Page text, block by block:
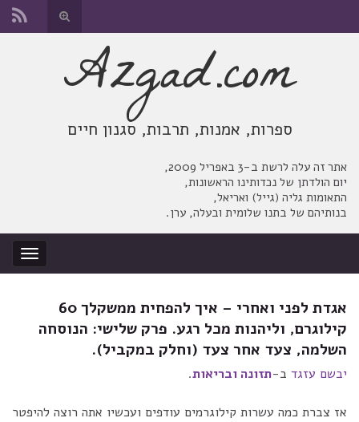
החלף
טופס
אתר זה עלה לרשת ב-3 באפריל 2009,
יום הולדתן של נכדותינו הראשונות,
התאומות גליה (גייל) ואריאל,
בנותיהם של בתנו שלומית ובעלה, ערן.
החלף
ניווט
Azgad.com
ספרות, אמנות, תרבות, סגנון חיים
אגדת לפני ואחרי – איך להפחית ממשקלך 60
קילוגרם, וליהנות מכל רגע. פרק שלישי: הנוסחה
השלמה, צעד אחר צעד (וחלק במקביל).
יבשם עזגד ב-תזונה ובריאות.
אז צברת כמה עשרות קילוגרמים עודפים ועכשיו אתה רוצה להיפטר